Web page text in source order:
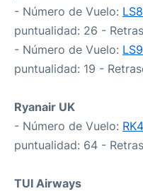
- Número de Vuelo:
puntualidad: 26 -
- Número de Vuelo:
puntualidad: 19 -
Ryanair UK
- Número de Vuelo:
puntualidad: 64 -
TUI Airways